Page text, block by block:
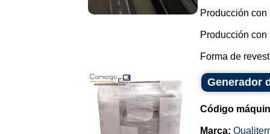
Producción con
Producción con
Forma de
Generador
Código
Marca: